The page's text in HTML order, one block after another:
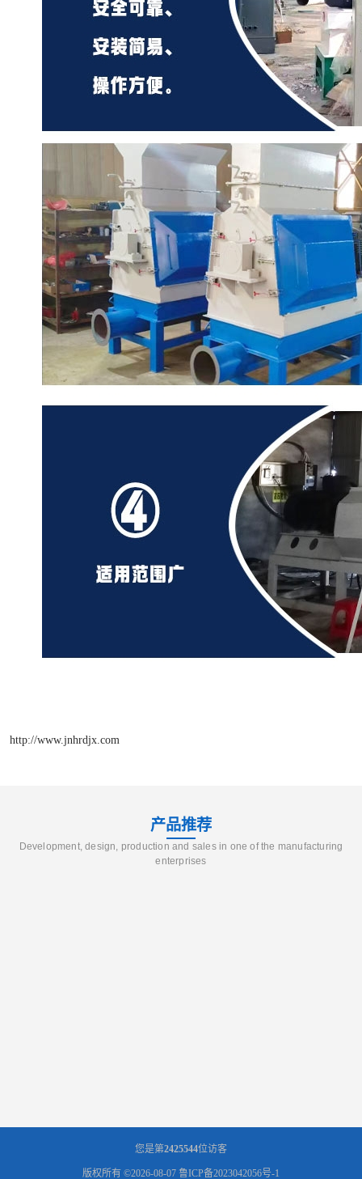
http://www.jnhrdjx.com
产品推荐
Development, design, production and sales in one of the manufacturing
enterprises
您是第2425544位访客
版权所有 ©2026-08-07 鲁ICP备2023042056号-1